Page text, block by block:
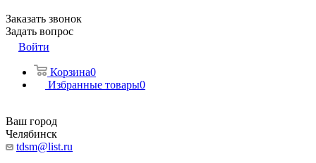
Заказать звонок
Задать вопрос
Войти
Корзина0
Избранные товары0
Ваш город
Челябинск
tdsm@list.ru